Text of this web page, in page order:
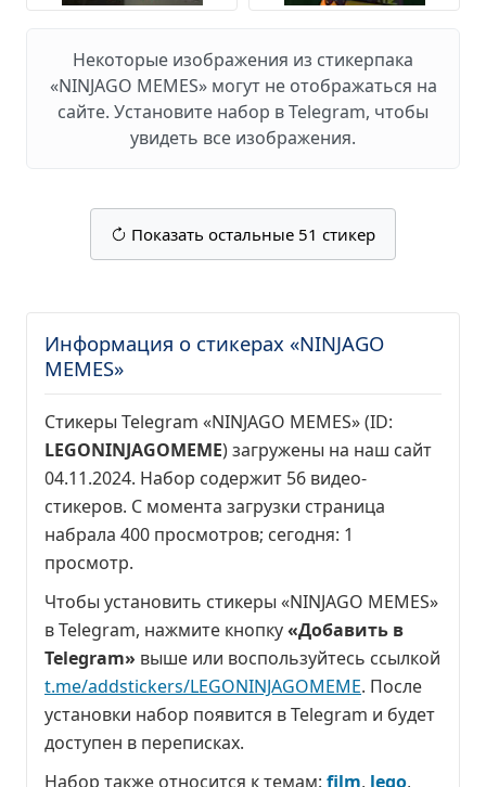
Некоторые изображения из стикерпака
«NINJAGO MEMES» могут не отображаться на
сайте. Установите набор в Telegram, чтобы
увидеть все изображения.
Показать остальные 51 стикер
Информация о стикерах «NINJAGO
MEMES»
Стикеры Telegram «NINJAGO MEMES» (ID:
LEGONINJAGOMEME) загружены на наш сайт
04.11.2024. Набор содержит 56 видео-
стикеров. С момента загрузки страница
набрала 400 просмотров; сегодня: 1
просмотр.
Чтобы установить стикеры «NINJAGO MEMES»
в Telegram, нажмите кнопку«Добавить в
Telegram» выше или воспользуйтесь ссылкой
t.me/addstickers/LEGONINJAGOMEME. После
установки набор появится в Telegram и будет
доступен в переписках.
Набор также относится к темам: film, lego,